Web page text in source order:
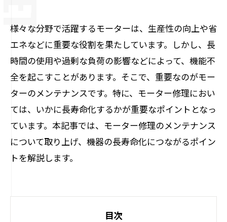
様々な分野で活躍するモーターは、生産性の向上や省
エネなどに重要な役割を果たしています。しかし、長
時間の使用や過剰な負荷の影響などによって、機能不
全を起こすことがあります。そこで、重要なのがモー
ターのメンテナンスです。特に、モーター修理におい
ては、いかに長寿命化するかが重要なポイントとなっ
ています。本記事では、モーター修理のメンテナンス
について取り上げ、機器の長寿命化につながるポイン
トを解説します。
目次